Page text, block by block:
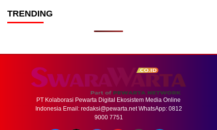
TRENDING
PT Kolaborasi Pewarta Digital Ekosistem Media Online
Indonesia Email: redaksi@pewarta.netWhatsApp: 0812
9000 7751